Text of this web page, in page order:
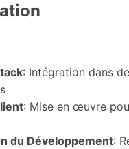
: Intégration dans
: Mise en œuvre
du Développement: